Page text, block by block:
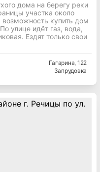
дома на берегу реки
участка около
купить дом
улице идёт газ, вода,
Ездят только свои
Гагарина, 122
Запрудовка